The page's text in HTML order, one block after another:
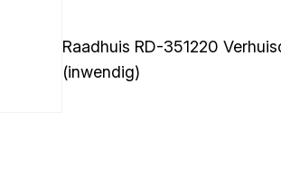
Raadhuis RD-351220
(inwendig)